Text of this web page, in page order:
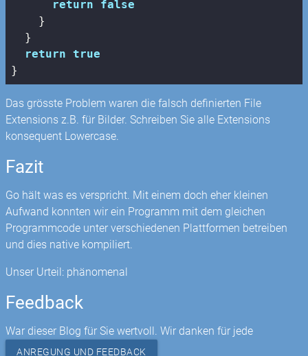
return
false
    }
  }
return true
}
Das grösste Problem waren die falsch definierten File
Extensions z.B. für Bilder. Schreiben Sie alle Extensions
konsequent Lowercase.
Fazit
Go hält was es verspricht. Mit einem doch eher kleinen
Aufwand konnten wir ein Programm mit dem gleichen
Programmcode unter verschiedenen Plattformen betreiben
und dies native kompiliert.
Unser Urteil: phänomenal
Feedback
War dieser Blog für Sie wertvoll. Wir danken für jede
ANREGUNG UND FEEDBACK